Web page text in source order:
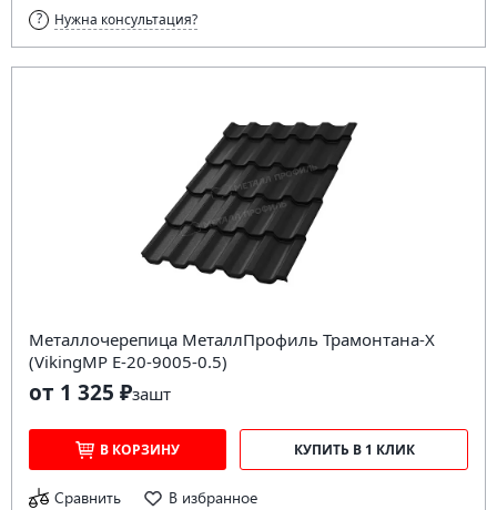
Нужна консультация?
Металлочерепица МеталлПрофиль Трамонтана-X
(VikingMP E-20-9005-0.5)
от 1 325 ₽зашт
В КОРЗИНУ КУПИТЬ В 1 КЛИК
Сравнить В избранное